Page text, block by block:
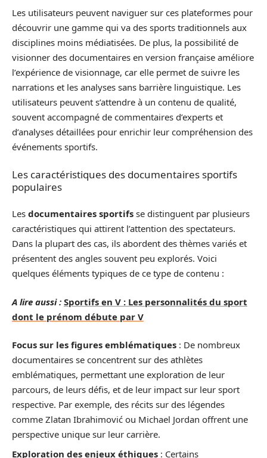
Les utilisateurs peuvent naviguer sur ces plateformes pour
découvrir une gamme qui va des sports traditionnels aux
disciplines moins médiatisées. De plus, la possibilité de
visionner des documentaires en version française améliore
l’expérience de visionnage, car elle permet de suivre les
narrations et les analyses sans barrière linguistique. Les
utilisateurs peuvent s’attendre à un contenu de qualité,
souvent accompagné de commentaires d’experts et
d’analyses détaillées pour enrichir leur compréhension des
événements sportifs.
Les caractéristiques des documentaires sportifs
populaires
Les documentaires sportifs se distinguent par plusieurs
caractéristiques qui attirent l’attention des spectateurs.
Dans la plupart des cas, ils abordent des thèmes variés et
présentent des angles souvent peu explorés. Voici
quelques éléments typiques de ce type de contenu :
A lire aussi : Sportifs en V : Les personnalités du sport
dont le prénom débute par V
Focus sur les figures emblématiques : De nombreux
documentaires se concentrent sur des athlètes
emblématiques, permettant une exploration de leur
parcours, de leurs défis, et de leur impact sur leur sport
respective. Par exemple, des récits sur des légendes
comme Zlatan Ibrahimović ou Michael Jordan offrent une
perspective unique sur leur carrière.
Exploration des enjeux éthiques : Certains